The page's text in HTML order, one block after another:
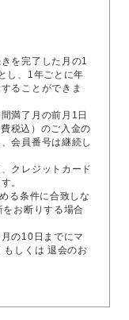
を完了した月の1
し、1年ごとに年
ることができま
満了月の前月1日
税込）のご入金の
会員番号は継続し
クレジットカード
。
る条件に合致しな
お断りする場合
の10日までにマ
もしくは 退会のお